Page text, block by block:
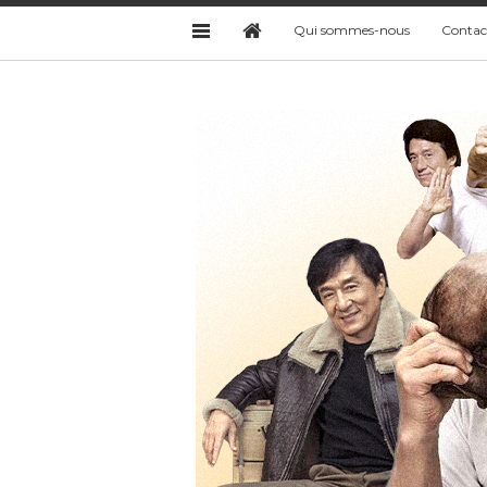
Qui sommes-nous